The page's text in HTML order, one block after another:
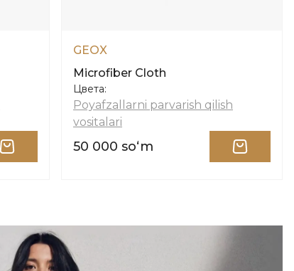
GEOX
Microfiber Cloth
Цвета:
Poyafzallarni parvarish qilish
vositalari
50 000 soʻm